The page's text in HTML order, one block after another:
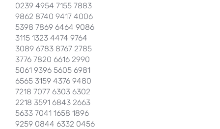
0239 4954 7155 7883
9862 8740 9417 4006
5398 7869 6464 9086
3115 1323 4474 9764
3089 6783 8767 2785
3776 7820 6616 2990
5061 9396 5605 6981
6565 3159 4376 9480
7218 7077 6303 6302
2218 3591 6843 2663
5633 7041 1658 1896
9259 0844 6332 0456